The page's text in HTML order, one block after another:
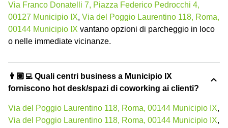
Via Franco Donatelli 7, Piazza Federico Pedrocchi 4,
00127 Municipio IX, Via del Poggio Laurentino 118, Roma,
00144 Municipio IX vantano opzioni di parcheggio in loco
o nelle immediate vicinanze.
👨🏽‍💻 Quali centri business a Municipio IX
forniscono hot desk/spazi di coworking ai clienti?
Via del Poggio Laurentino 118, Roma, 00144 Municipio IX,
Via del Poggio Laurentino 118, Roma, 00144 Municipio IX,